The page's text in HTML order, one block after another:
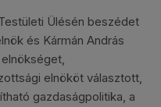
Ülésén beszédet
és Kármán András
elnököt választott,
gazdaságpolitika, a